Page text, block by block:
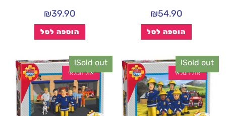
₪54.90
הוספה לסל
₪39.90
הוספה לסל
Sold out!
אזל המלאי
Sold out!
אזל המלאי